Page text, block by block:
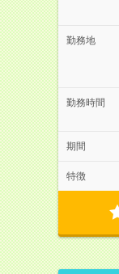
勤務地
勤務時間
期間
特徴